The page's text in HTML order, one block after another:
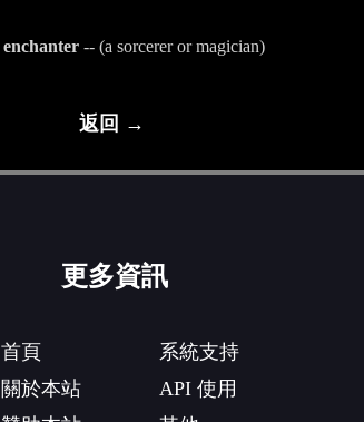
enchanter -- (a sorcerer or magician)
返回 →
更多資訊
首頁
關於本站
系統支持
API 使用